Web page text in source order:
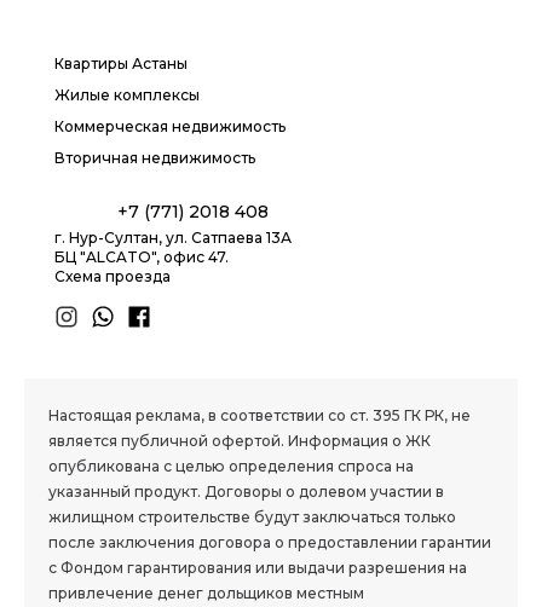
Квартиры Астаны
Жилые комплексы
Коммерческая недвижимость
Вторичная недвижимость
+7 (771) 2018 408
г. Нур-Султан, ул. Сатпаева 13А
БЦ "ALCATO", офис 47.
Схема проезда
Настоящая реклама, в соответствии со ст. 395 ГК РК, не
является публичной офертой. Информация о ЖК
опубликована с целью определения спроса на
указанный продукт. Договоры о долевом участии в
жилищном строительстве будут заключаться только
после заключения договора о предоставлении гарантии
с Фондом гарантирования или выдачи разрешения на
привлечение денег дольщиков местным